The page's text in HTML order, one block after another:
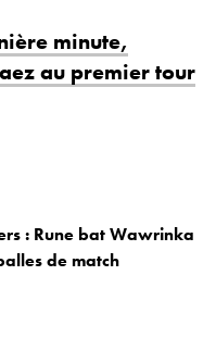
minute,
au premier tour
: Rune bat Wawrinka
de match